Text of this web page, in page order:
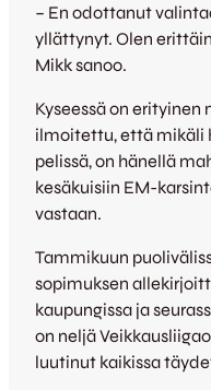
– En odottanut
yllättynyt. Olen
Mikk sanoo.
Kyseessä on
ilmoitettu, että mikäli
pelissä, on hänellä
kesäkuisiin EM-
vastaan.
Tammikuun
sopimuksen
kaupungissa ja
on neljä
luutinut kaikissa